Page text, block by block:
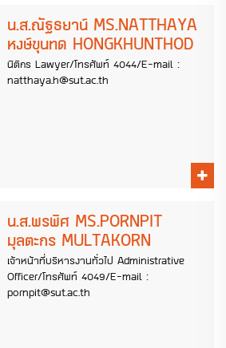
น.ส.ณัฐธยาน์ MS.NATTHAYA
หงษ์ขุนทด HONGKHUNTHOD
นิติกร Lawyer/โทรศัพท์ 4044/E-mail :
natthaya.h@sut.ac.th
น.ส.พรพิศ MS.PORNPIT
มุลตะกร MULTAKORN
เจ้าหน้าที่บริหารงานทั่วไป Administrative
Officer/โทรศัพท์ 4049/E-mail :
pornpit@sut.ac.th